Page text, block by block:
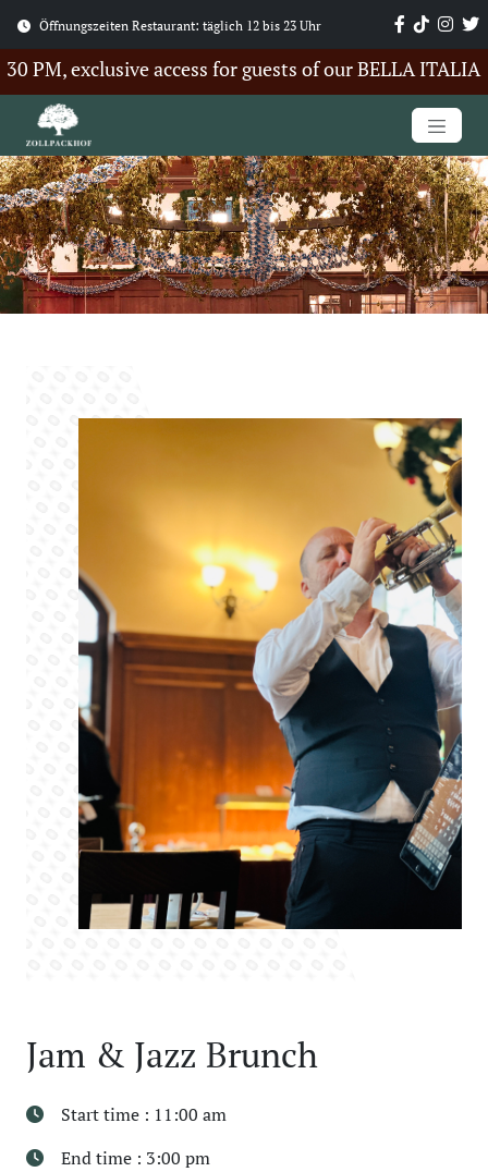
Öffnungszeiten Restaurant: täglich 12 bis 23 Uhr
exclusive access for guests of our BELLA ITALIA
Jam & Jazz Brunch
Start time : 11:00 am
End time : 3:00 pm